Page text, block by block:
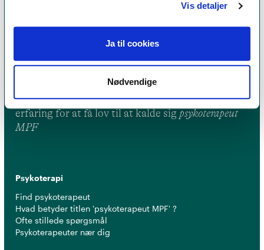
Vis detaljer
Ja til cookies
Nødvendige
er et kvalitetsstempel. Alle vores medlemmer skal
leve op til en række kriterier om uddannelse og
erfaring for at få lov til at kalde sig psykoterapeut
MPF
Psykoterapi
Find psykoterapeut
Hvad betyder titlen 'psykoterapeut MPF' ?
Ofte stillede spørgsmål
Psykoterapeuter nær dig